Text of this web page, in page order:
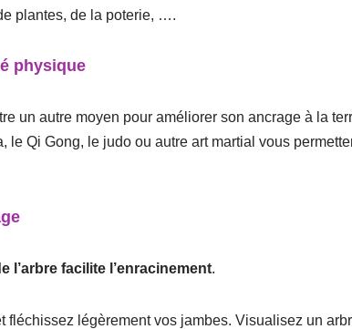
plantes, de la poterie, ….
physique
un autre moyen pour améliorer son ancrage à la
le Qi Gong, le judo ou autre art martial vous
l’arbre facilite l’enracinement.
fléchissez légèrement vos jambes. Visualisez un